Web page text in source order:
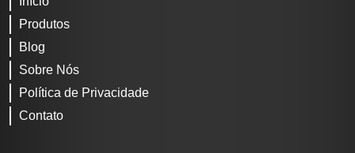
Produtos
Blog
Sobre Nós
Política de Privacidade
Contato